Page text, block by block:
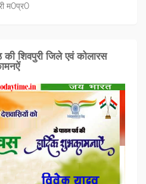
म0प्र0
की शिवपुरी जिले एवं कोलारस